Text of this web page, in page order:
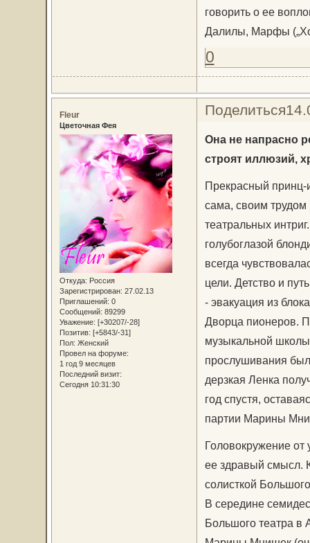
говорить о ее
Далилы, Марфы
0
Поделиться
Fleur
Цветочная Фея
Откуда: Россия
Зарегистрирован: 27.02.13
Приглашений: 0
Сообщений: 89299
Уважение: [+30207/-28]
Позитив: [+5843/-31]
Пол: Женский
Провел на форуме:
1 год 9 месяцев
Последний визит:
Сегодня 10:31:30
Она не напрасно
строят иллюзий,
Прекрасный принц-
сама, своим трудом
театральных
голубоглазой
всегда
цели. Детство и
- эвакуация из
Дворца пионеров.
музыкальной
прослушивания
дерзкая Ленка
год спустя,
партии Марины
Головокружение от
ее здравый смысл.
солисткой
В середине
Большого театра в